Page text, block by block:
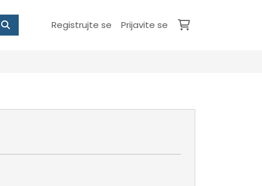
Registrujte se Prijavite se